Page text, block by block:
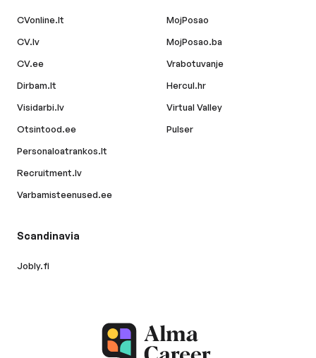
CVonline.lt
CV.lv
CV.ee
Dirbam.lt
Visidarbi.lv
Otsintood.ee
Personaloatrankos.lt
Recruitment.lv
Varbamisteenused.ee
MojPosao
MojPosao.ba
Vrabotuvanje
Hercul.hr
Virtual Valley
Pulser
Scandinavia
Jobly.fi